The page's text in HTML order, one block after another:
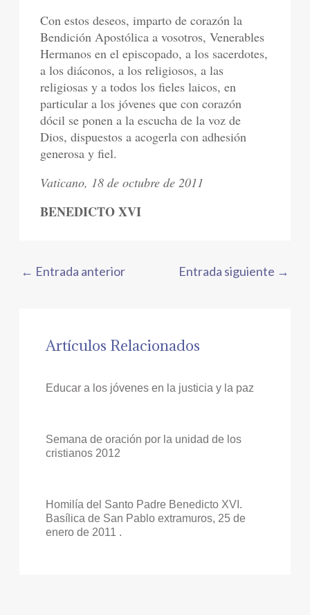
Con estos deseos, imparto de corazón la
Bendición Apostólica a vosotros, Venerables
Hermanos en el episcopado, a los sacerdotes,
a los diáconos, a los religiosos, a las
religiosas y a todos los fieles laicos, en
particular a los jóvenes que con corazón
dócil se ponen a la escucha de la voz de
Dios, dispuestos a acogerla con adhesión
generosa y fiel.
Vaticano, 18 de octubre de 2011
BENEDICTO XVI
← Entrada anterior Entrada siguiente →
Artículos Relacionados
Educar a los jóvenes en la justicia y la paz
Semana de oración por la unidad de los
cristianos 2012
Homilía del Santo Padre Benedicto XVI.
Basílica de San Pablo extramuros, 25 de
enero de 2011 .